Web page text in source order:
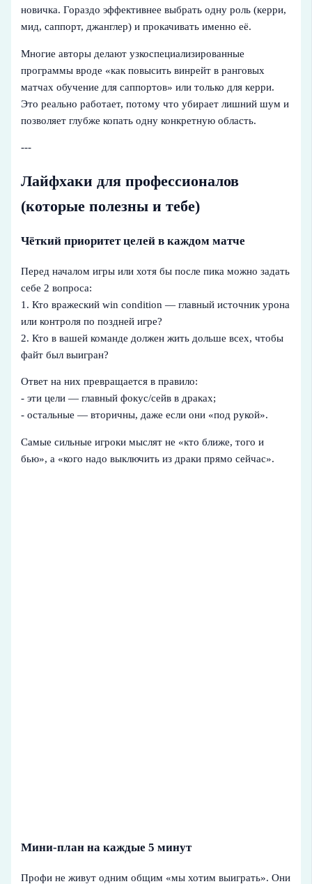
новичка. Гораздо эффективнее выбрать одну роль (керри,
мид, саппорт, джанглер) и прокачивать именно её.
Многие авторы делают узкоспециализированные
программы вроде «как повысить винрейт в ранговых
матчах обучение для саппортов» или только для керри.
Это реально работает, потому что убирает лишний шум и
позволяет глубже копать одну конкретную область.
---
Лайфхаки для профессионалов
(которые полезны и тебе)
Чёткий приоритет целей в каждом матче
Перед началом игры или хотя бы после пика можно задать
себе 2 вопроса:
1. Кто вражеский win condition — главный источник урона
или контроля по поздней игре?
2. Кто в вашей команде должен жить дольше всех, чтобы
файт был выигран?
Ответ на них превращается в правило:
- эти цели — главный фокус/сейв в драках;
- остальные — вторичны, даже если они «под рукой».
Самые сильные игроки мыслят не «кто ближе, того и
бью», а «кого надо выключить из драки прямо сейчас».
Мини-план на каждые 5 минут
Профи не живут одним общим «мы хотим выиграть». Они